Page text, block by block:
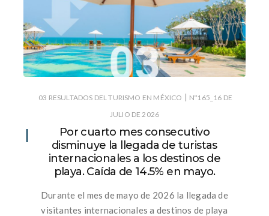
03 RESULTADOS DEL TURISMO EN MÉXICO | Nº165_16 DE
JULIO DE 2026
Por cuarto mes consecutivo
disminuye la llegada de turistas
internacionales a los destinos de
playa. Caída de 14.5% en mayo.
Durante el mes de mayo de 2026 la llegada de
visitantes internacionales a destinos de playa